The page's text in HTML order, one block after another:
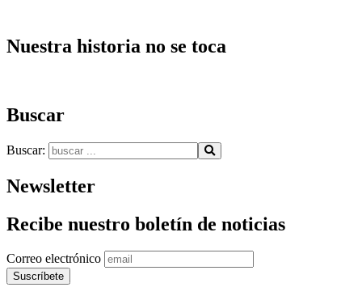
Nuestra historia no se toca
Buscar
Buscar:
Newsletter
Recibe nuestro boletín de noticias
Correo electrónico